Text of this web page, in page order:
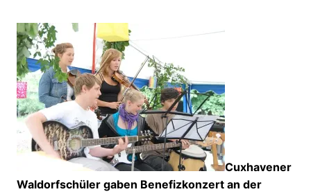
Cuxhavener
Waldorfschüler gaben Benefizkonzert an der